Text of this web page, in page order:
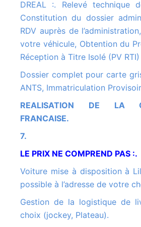
DREAL :. Relevé technique de votre voiture,
Constitution du dossier
RDV auprès de
votre véhicule, Obtention du
Réception à Titre Isolé (PV RTI)
Dossier complet pour carte grise, Agrément SIV
ANTS, Immatriculation
REALISATION DE LA CARTE GRISE
FRANCAISE.
7.
LE PRIX NE COMPREND PAS :.
Voiture mise à disposition à Lille (59) Livraison
possible à l’adresse de votre
Gestion de la logistique de livraison de votre
choix (jockey, Plateau).